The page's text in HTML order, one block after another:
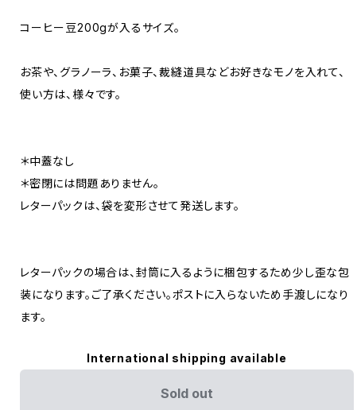
コーヒー豆200gが入るサイズ。
お茶や、グラノーラ、お菓子、裁縫道具などお好きなモノを入れて、
使い方は、様々です。
＊中蓋なし
＊密閉には問題ありません。
レターパックは、袋を変形させて発送します。
レターパックの場合は、封筒に入るように梱包するため少し歪な包
装になります。ご了承ください。ポストに入らないため手渡しになり
ます。
International shipping available
Sold out